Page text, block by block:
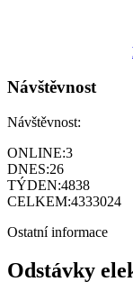
Návštěvnost
Návštěvnost:
ONLINE:3
DNES:26
TÝDEN:4838
CELKEM:4333024
Ostatní informace
Odstávky